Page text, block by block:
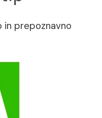
in prepoznavno